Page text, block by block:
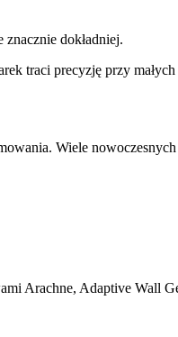
dokładniej.
traci precyzję przy
Wiele
Arachne, Adaptive Wall